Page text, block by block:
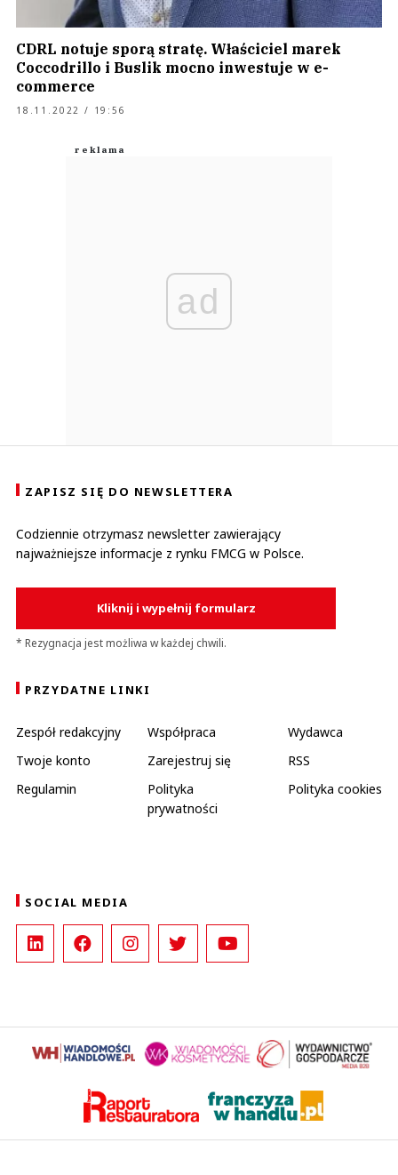
CDRL notuje sporą stratę. Właściciel marek
Coccodrillo i Buslik mocno inwestuje w e-
commerce
18.11.2022 / 19:56
ad
ZAPISZ SIĘ DO NEWSLETTERA
Codziennie otrzymasz newsletter zawierający
najważniejsze informacje z rynku FMCG w Polsce.
Kliknij i wypełnij formularz
* Rezygnacja jest możliwa w każdej chwili.
PRZYDATNE LINKI
Zespół redakcyjny Współpraca
Wydawca
Twoje konto
Zarejestruj się
RSS
Regulamin
Polityka
prywatności
Polityka cookies
SOCIAL MEDIA